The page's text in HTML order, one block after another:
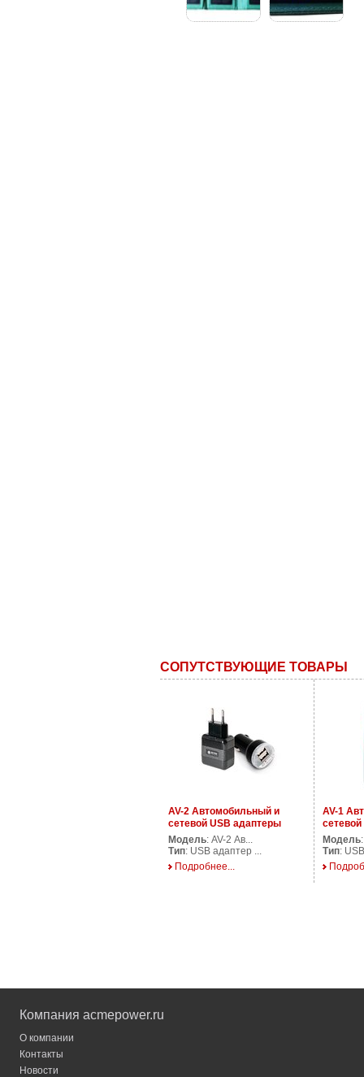
СОПУТСТВУЮЩИЕ ТОВАРЫ
AV-2 Автомобильный и
сетевой USB адаптеры
питания
Модель: AV-2 Ав...
Тип: USB адаптер ...
Подробнее...
AV-1
питания
Модель
Тип:
Компания acmepower.ru
О компании
Контакты
Новости